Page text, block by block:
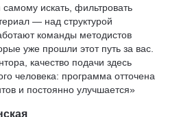
искать, фильтровать
— над структурой
команды методистов
уже прошли этот путь за вас.
качество подачи здесь
человека: программа отточена
и постоянно улучшается»